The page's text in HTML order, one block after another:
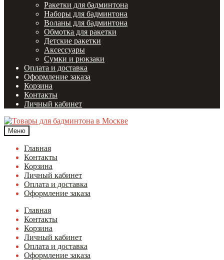
Ракетки для бадминтона
Наборы для бадминтона
Воланы для бадминтона
Обмотка для ракетки
Детские ракетки
Аксессуары
Сумки и рюкзаки
Оплата и доставка
Оформление заказа
Корзина
Контакты
Личный кабинет
Меню
Главная
Контакты
Корзина
Личный кабинет
Оплата и доставка
Оформление заказа
Главная
Контакты
Корзина
Личный кабинет
Оплата и доставка
Оформление заказа